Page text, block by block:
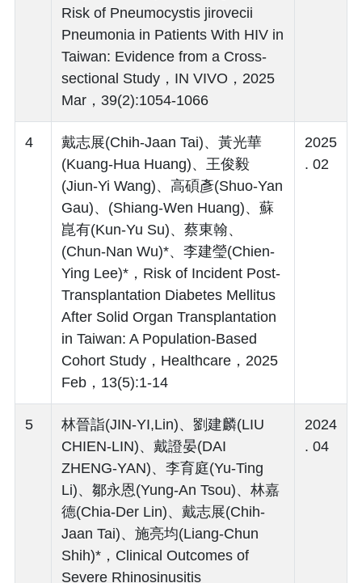
Risk of Pneumocystis jirovecii
Pneumonia in Patients With HIV in
Taiwan: Evidence from a Cross-
sectional Study，IN VIVO，2025
Mar，39(2):1054-1066
4
戴志展(Chih-Jaan Tai)、黃光華
(Kuang-Hua Huang)、王俊毅
(Jiun-Yi Wang)、高碩彥(Shuo-Yan
Gau)、(Shiang-Wen Huang)、蘇
崑有(Kun-Yu Su)、蔡東翰、
(Chun-Nan Wu)*、李建瑩(Chien-
Ying Lee)*，Risk of Incident Post-
Transplantation Diabetes Mellitus
After Solid Organ Transplantation
in Taiwan: A Population-Based
Cohort Study，Healthcare，2025
Feb，13(5):1-14
2025
. 02
5
林晉詣(JIN-YI,Lin)、劉建麟(LIU
CHIEN-LIN)、戴證晏(DAI
ZHENG-YAN)、李育庭(Yu-Ting
Li)、鄒永恩(Yung-An Tsou)、林嘉
德(Chia-Der Lin)、戴志展(Chih-
Jaan Tai)、施亮均(Liang-Chun
Shih)*，Clinical Outcomes of
Severe Rhinosinusitis
2024
. 04